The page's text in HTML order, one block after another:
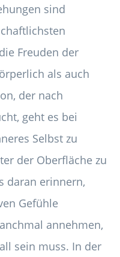
sind
Freuden der
als auch
der nach
geht es bei
Selbst zu
der Oberfläche zu
daran erinnern,
Gefühle
annehmen,
sein muss. In der